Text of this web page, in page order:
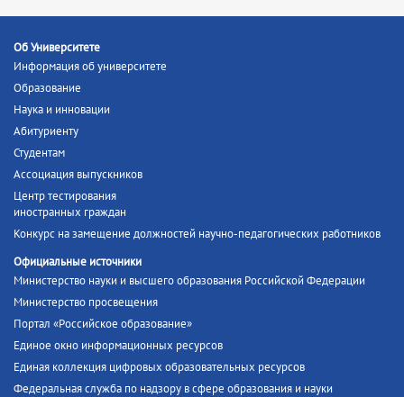
Об Университете
Информация об университете
Образование
Наука и инновации
Абитуриенту
Студентам
Ассоциация выпускников
Центр тестирования
иностранных граждан
Конкурс на замещение должностей научно-педагогических работников
Официальные источники
Министерство науки и высшего образования Российской Федерации
Министерство просвещения
Портал «Российское образование»
Единое окно информационных ресурсов
Единая коллекция цифровых образовательных ресурсов
Федеральная служба по надзору в сфере образования и науки